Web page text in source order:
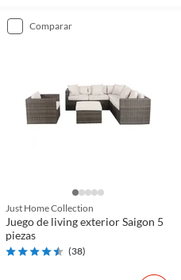
comparar
Just Home Collection
Juego de living exterior Saigon 5
piezas
(38)